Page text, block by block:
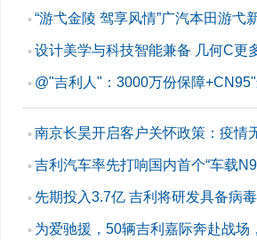
▪ “游弋金陵 驾享风情”广汽本田游弋
▪ 设计美学与科技智能兼备 几何C更
▪ @"吉利人"：3000万份保障
▪ 南京长昊开启客户关怀政策：疫情
▪ 吉利汽车率先打响国内首个“车载
▪ 先期投入3.7亿 吉利将研发具备病
▪ 为爱驰援，50辆吉利嘉际奔赴战场